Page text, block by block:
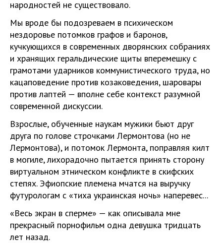
народностей не существовало.
Мы вроде бы подозреваем в психическом
нездоровье потомков графов и баронов,
кучкующихся в современных дворянских собраниях
и хранящих геральдические щиты вперемешку с
грамотами ударников коммунистического труда, но
кацаповедение против козаковедения, шаровары
против лаптей — вполне себе контекст разумной
современной дискуссии.
Взрослые, обученные наукам мужики бьют друг
друга по голове строчками Лермонтова (но не
Лермонтова), и потомок Лермонта, поправляя килт
в могиле, лихорадочно пытается принять сторону
виртуальном этническом конфликте в скифских
степях. Эфиопские племена мчатся на выручку
футурологам с «тиха украинская ночь» наперевес...
«Весь экран в сперме» — как описывала мне
прекрасный порнофильм одна девушка тридцать
лет назад.